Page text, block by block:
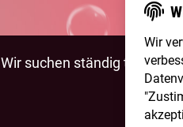
Wir suchen ständig
Wir